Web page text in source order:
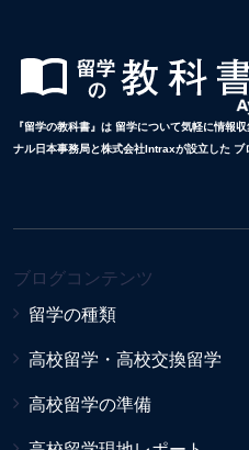
『留学の教科書』は 留学について気軽に情報
ナル日本事務局と株式会社Intraxが設立した ブ
ブログコンテンツ
留学の種類
高校留学・高校交換留学
高校留学の準備